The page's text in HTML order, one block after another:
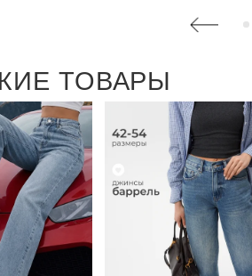
ТОВАРЫ